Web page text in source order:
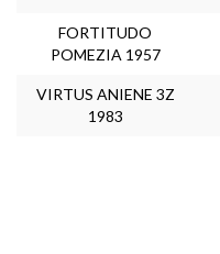
FORTITUDO
POMEZIA 1957
VIRTUS ANIENE 3Z
1983